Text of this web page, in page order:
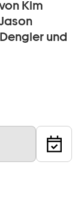
Kim
und